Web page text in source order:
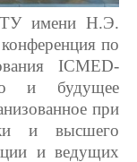
имени Н.Э.
по
ICMED-
и будущее
при
и высшего
и ведущих